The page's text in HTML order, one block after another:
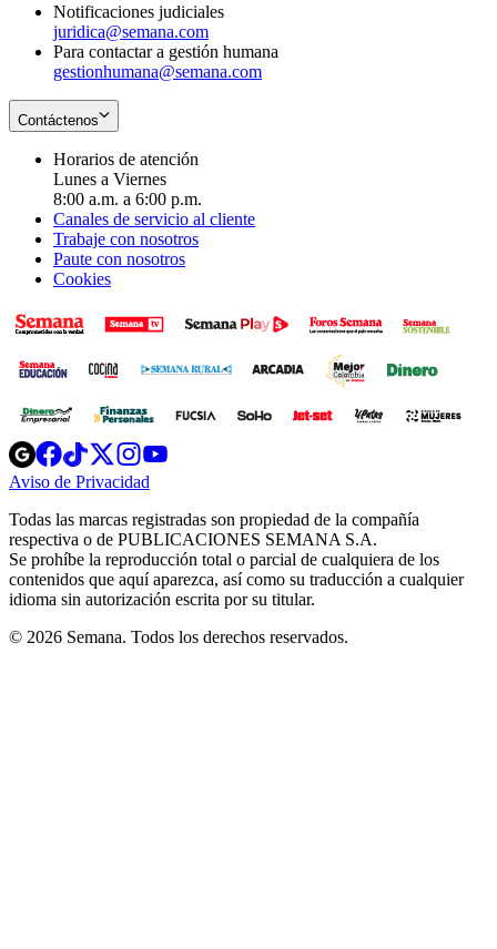
Notificaciones judiciales
juridica@semana.com
Para contactar a gestión humana
gestionhumana@semana.com
Contáctenos
Horarios de atención
Lunes a Viernes
8:00 a.m. a 6:00 p.m.
Canales de servicio al cliente
Trabaje con nosotros
Paute con nosotros
Cookies
Opens
in
new
Opens
in
new
Opens
in
new
window
Opens
new
windowwindow
Aviso de Privacidad
new
window
Todas las marcas registradas son propiedad de la compañía
respectiva o de PUBLICACIONES SEMANA S.A.
Se prohíbe la reproducción total o parcial de cualquiera de los
contenidos que aquí aparezca, así como su traducción a cualquier
idioma sin autorización escrita por su titular.
© 2026 Semana. Todos los derechos reservados.